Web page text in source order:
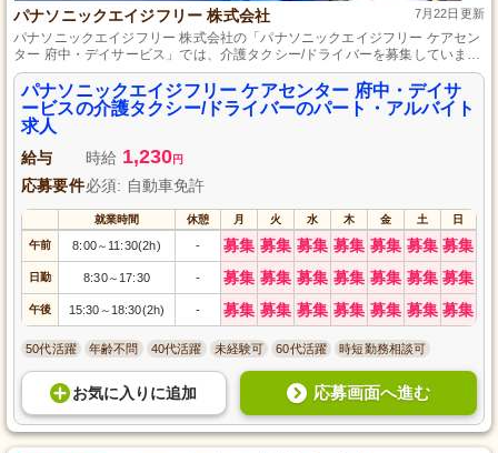
パナソニックエイジフリー 株式会社 7月22日更新
パナソニックエイジフリー 株式会社の「パナソニックエイジフリー ケアセン
ター 府中・デイサービス」では、介護タクシー/ドライバーを募集していま
す。勤務地は東京都府中市です。パート・アルバイトとして、地域の高齢者
の安心・安全な移動をサポートしませんか？経験・資格は問いません。私た
ちと一緒に、温かいコミュニティ作りに貢献しましょう。今すぐ応募して、
やりがいのあるお仕事に挑戦してください！
パナソニックエイジフリー ケアセンター 府中・デイサ
ービスの介護タクシー/ドライバーのパート・アルバイト
求人
給与 時給 1,230円
応募要件必須: 自動車免許
就業時間 休憩 月 火 水 木 金 土 日
午前 8:00～ 11:30(2h) - 募集 募集 募集 募集 募集 募集 募集
日勤 8:30～ 17:30 - 募集 募集 募集 募集 募集 募集 募集
午後 15:30 ～ 18:30(2h) - 募集 募集 募集 募集 募集 募集 募集
50代活躍 年齢不問 40代活躍 未経験可 60代活躍 時短勤務相談可
お気に入り に追加 応募画面へ進む